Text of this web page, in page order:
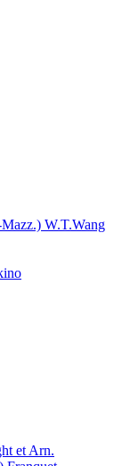
W.T.Wang
et Arn.